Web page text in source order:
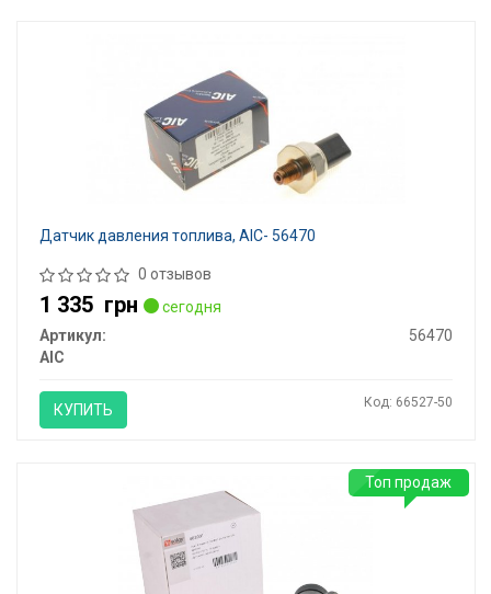
Датчик давления топлива, AIC- 56470
0 отзывов
1 335 грн
сегодня
Артикул:
56470
AIC
КУПИТЬ Код: 66527-50
Топ продаж